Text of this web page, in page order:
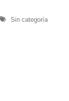
Sin categoría